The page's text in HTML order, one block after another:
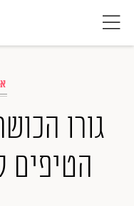
גורו
הטיפים